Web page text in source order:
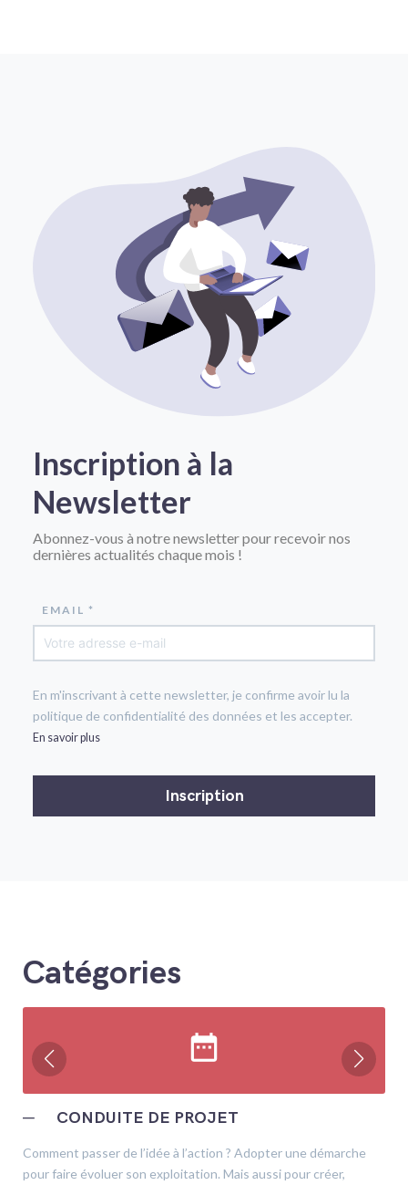
Inscription à la
Newsletter
Abonnez-vous à notre newsletter pour recevoir nos
dernières actualités chaque mois !
EMAIL *
En m'inscrivant à cette newsletter, je confirme avoir lu la
politique de confidentialité des données et les accepter.
En savoir plus
Catégories
date_range
─ CONDUITE DE PROJET
Comment passer de l’idée à l’action ? Adopter une démarche
pour faire évoluer son exploitation. Mais aussi pour créer,